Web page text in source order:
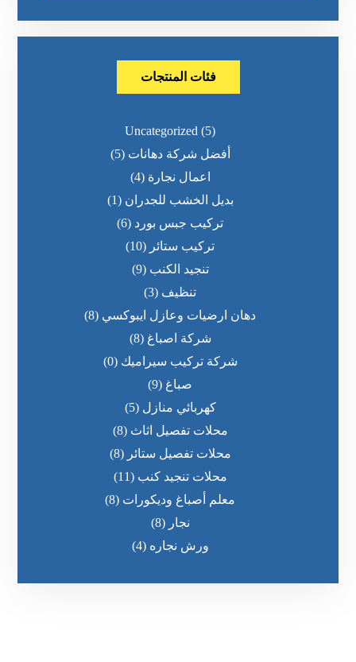
فئات المنتجات
Uncategorized (5)
أفضل شركة دهانات (5)
اعمال نجارة (4)
بديل الخشب للجدران (1)
تركيب جبس بورد (6)
تركيب ستائر (10)
تنجيد الكنب (9)
تنظيف (3)
دهان ارضيات وعازل ايبوكسي (8)
شركة اصباغ (8)
شركة تركيب سيراميك (0)
صباغ (9)
كهربائي منازل (5)
محلات تفصيل اثاث (8)
محلات تفصيل ستائر (8)
محلات تنجيد كنب (11)
معلم أصباغ وديكورات (8)
نجار (8)
ورش نجاره (4)